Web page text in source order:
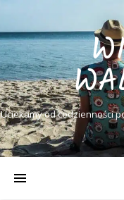
Uciekamy od codzienności